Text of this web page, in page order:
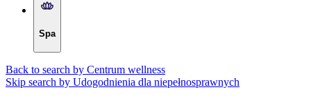
Spa
Back to search by Centrum wellness
Skip search by Udogodnienia dla niepełnosprawnych